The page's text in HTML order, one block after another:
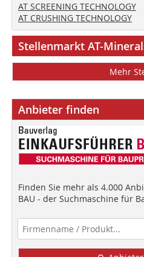
AT SCREENING TECHNOLOGY
AT CRUSHING TECHNOLOGY
Stellenmarkt AT-
Mehr
Anbieter finden
Finden Sie mehr als 4.000
BAU - der Suchmaschine für